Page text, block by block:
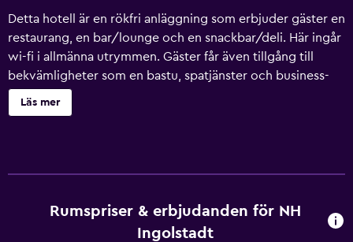
Detta hotell är en rökfri anläggning som erbjuder gäster en
restaurang, en bar/lounge och en snackbar/deli. Här ingår
wi-fi i allmänna utrymmen. Gäster får även tillgång till
bekvämligheter som en bastu, spatjänster och business-
service. Städning är tillgänglig på begäran. NH Ingolstadt
erbjuder 119 rum med minibar och värdeförvaringsskåp.
badrockar, gratis toalettartiklar och hårtorkar. Gäster har
tillgång till gratis wi-fi. Skrivbord och telefon finns.
Läs mer
Rumspriser & erbjudanden för NH
Ingolstadt